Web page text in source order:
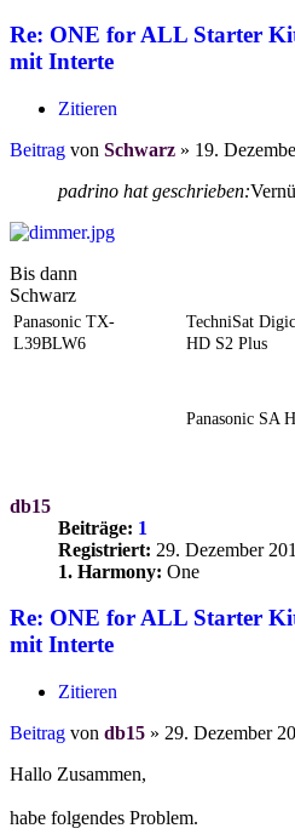
Re: ONE for ALL Starter
mit Interte
Zitieren
Beitrag von Schwarz » 19.
padrino hat geschrieben:
Bis dann
Schwarz
Panasonic TX-
L39BLW6
TechniSat
HD S2 Plus
Panasonic SA
db15
Beiträge: 1
Registriert: 29. Dezember
1. Harmony: One
Re: ONE for ALL Starter
mit Interte
Zitieren
Beitrag von db15 » 29. Dezember
Hallo Zusammen,
habe folgendes Problem.